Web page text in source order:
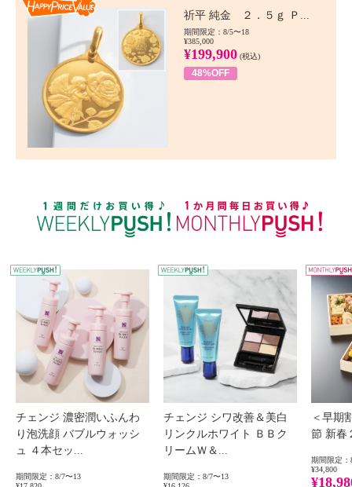
祈平 純金 ２．５ｇ Ｐ...
期間限定：8/5〜18
¥385,000
¥199,900 (税込)
48%OFF
WEEKLY PUSH
チェンジ 濃密潤いふんわ
り泡洗顔 バブルウォッシ
ュ ４本セッ...
期間限定：8/7〜13
チェンジ シワ改善＆美白
リンクルホワイト ＢＢク
リームＷ＆...
期間限定：8/7〜13
＜早期
節 新春
期間限定：
¥34,800